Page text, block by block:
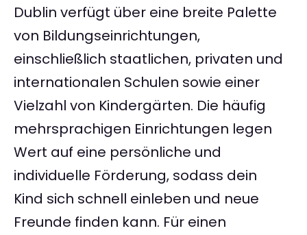
Dublin verfügt über eine breite Palette
von Bildungseinrichtungen,
einschließlich staatlichen, privaten und
internationalen Schulen sowie einer
Vielzahl von Kindergärten. Die häufig
mehrsprachigen Einrichtungen legen
Wert auf eine persönliche und
individuelle Förderung, sodass dein
Kind sich schnell einleben und neue
Freunde finden kann. Für einen